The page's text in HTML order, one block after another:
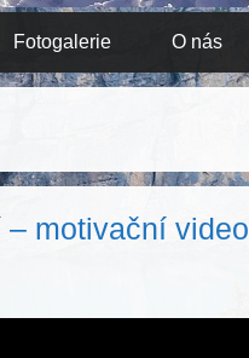
Fotogalerie O nás
motivační video